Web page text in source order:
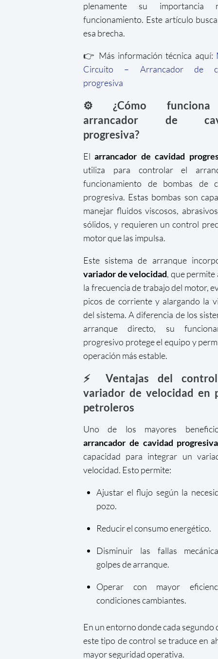
plenamente su
funcionamiento. Este artículo
esa brecha.
👉 Más información técnica aquí:
Circuito – Arrancador de
progresiva
⚙️ ¿Cómo
arrancador de
progresiva?
Elarrancador de cavidad
utiliza para controlar el
funcionamiento de bombas de
progresiva. Estas bombas son
manejar fluidos viscosos,
sólidos, y requieren un control
motor que las impulsa.
Este sistema de arranque
variador de velocidad, que
la frecuencia de trabajo del motor,
picos de corriente y alargando la
del sistema. A diferencia de los
arranque directo, su
progresivo protege el equipo y
operación más estable.
⚡ Ventajas del
variador de velocidad en
petroleros
Uno de los mayores
arrancador de cavidad progresiva
capacidad para integrar un
velocidad. Esto permite:
Ajustar el flujo según la
pozo.
Reducir el consumo energético.
Disminuir las fallas
golpes de arranque.
Operar con mayor
condiciones cambiantes.
En un entorno donde cada segundo
este tipo de control se traduce en
mayor seguridad operativa.